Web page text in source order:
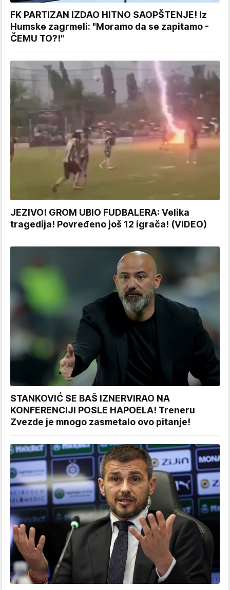
FK PARTIZAN IZDAO HITNO SAOPŠTENJE! Iz
Humske zagrmeli: "Moramo da se zapitamo -
ČEMU TO?!"
JEZIVO! GROM UBIO FUDBALERA: Velika
tragedija! Povređeno još 12 igrača! (VIDEO)
STANKOVIĆ SE BAŠ IZNERVIRAO NA
KONFERENCIJI POSLE HAPOELA! Treneru
Zvezde je mnogo zasmetalo ovo pitanje!